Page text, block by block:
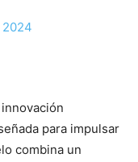
para impulsar
combina un